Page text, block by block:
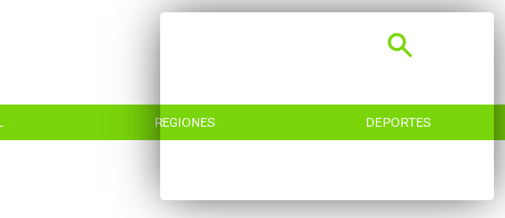
REGIONES DEPORTES